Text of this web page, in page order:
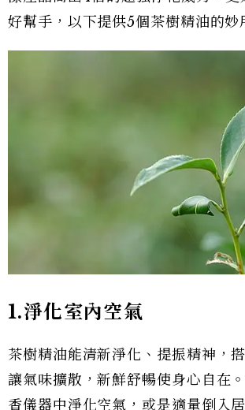
好幫手，以下提供5個茶樹精油的妙
1.淨化室內空氣
茶樹精油能清新淨化、提振精神，
讓氣味擴散，新鮮舒暢使身心自在
香儀器中淨化空氣，或是適量倒入